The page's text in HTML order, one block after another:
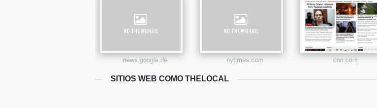
news.google.de nytimes.com cnn.com
SITIOS WEB COMO THELOCAL